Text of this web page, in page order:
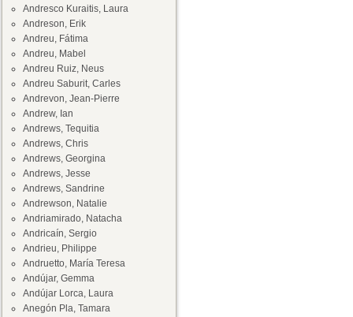
Andresco Kuraitis, Laura
Andreson, Erik
Andreu, Fátima
Andreu, Mabel
Andreu Ruiz, Neus
Andreu Saburit, Carles
Andrevon, Jean-Pierre
Andrew, Ian
Andrews, Tequitia
Andrews, Chris
Andrews, Georgina
Andrews, Jesse
Andrews, Sandrine
Andrewson, Natalie
Andriamirado, Natacha
Andricaín, Sergio
Andrieu, Philippe
Andruetto, María Teresa
Andújar, Gemma
Andújar Lorca, Laura
Anegón Pla, Tamara